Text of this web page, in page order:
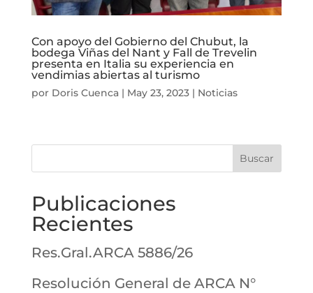
Con apoyo del Gobierno del Chubut, la
bodega Viñas del Nant y Fall de Trevelin
presenta en Italia su experiencia en
vendimias abiertas al turismo
por Doris Cuenca| May 23, 2023| Noticias
Buscar
Publicaciones
Recientes
Res.Gral.ARCA 5886/26
Resolución General de ARCA N°